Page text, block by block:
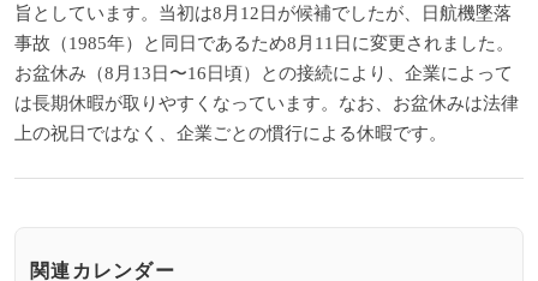
旨としています。当初は8月12日が候補でしたが、日航機墜落
事故（1985年）と同日であるため8月11日に変更されました。
お盆休み（8月13日〜16日頃）との接続により、企業によって
は長期休暇が取りやすくなっています。なお、お盆休みは法律
上の祝日ではなく、企業ごとの慣行による休暇です。
関連カレンダー